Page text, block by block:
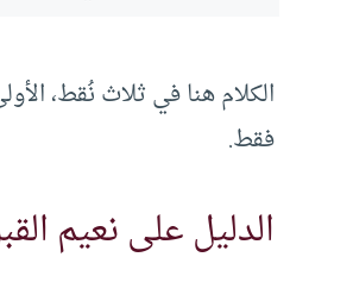
الكلام هنا في ثلاث نُقط،
فقط.
الدليل على نعيم